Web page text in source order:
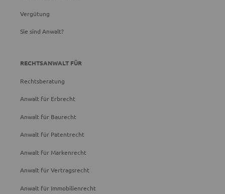
Vergütung
Sie sind Anwalt?
RECHTSANWALT FÜR
Rechtsberatung
Anwalt für Erbrecht
Anwalt für Baurecht
Anwalt für Patentrecht
Anwalt für Markenrecht
Anwalt für Vertragsrecht
Anwalt für Immobilienrecht